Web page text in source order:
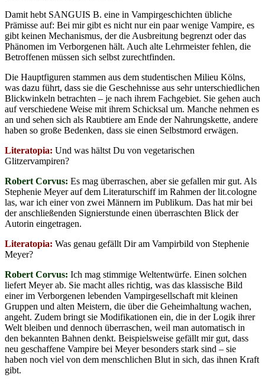
Damit hebt SANGUIS B. eine in Vampirgeschichten übliche
Prämisse auf: Bei mir gibt es nicht nur ein paar wenige Vampire, es
gibt keinen Mechanismus, der die Ausbreitung begrenzt oder das
Phänomen im Verborgenen hält. Auch alte Lehrmeister fehlen, die
Betroffenen müssen sich selbst zurechtfinden.
Die Hauptfiguren stammen aus dem studentischen Milieu Kölns,
was dazu führt, dass sie die Geschehnisse aus sehr unterschiedlichen
Blickwinkeln betrachten – je nach ihrem Fachgebiet. Sie gehen auch
auf verschiedene Weise mit ihrem Schicksal um. Manche nehmen es
an und sehen sich als Raubtiere am Ende der Nahrungskette, andere
haben so große Bedenken, dass sie einen Selbstmord erwägen.
Literatopia: Und was hältst Du von vegetarischen
Glitzervampiren?
Robert Corvus: Es mag überraschen, aber sie gefallen mir gut. Als
Stephenie Meyer auf dem Literaturschiff im Rahmen der lit.cologne
las, war ich einer von zwei Männern im Publikum. Das hat mir bei
der anschließenden Signierstunde einen überraschten Blick der
Autorin eingetragen.
Literatopia: Was genau gefällt Dir am Vampirbild von Stephenie
Meyer?
Robert Corvus: Ich mag stimmige Weltentwürfe. Einen solchen
liefert Meyer ab. Sie macht alles richtig, was das klassische Bild
einer im Verborgenen lebenden Vampirgesellschaft mit kleinen
Gruppen und alten Meistern, die über die Geheimhaltung wachen,
angeht. Zudem bringt sie Modifikationen ein, die in der Logik ihrer
Welt bleiben und dennoch überraschen, weil man automatisch in
den bekannten Bahnen denkt. Beispielsweise gefällt mir gut, dass
neu geschaffene Vampire bei Meyer besonders stark sind – sie
haben noch viel von dem menschlichen Blut in sich, das ihnen Kraft
gibt.